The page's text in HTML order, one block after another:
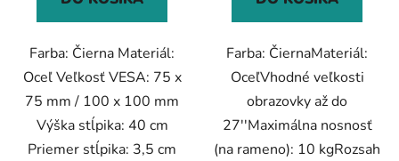
Farba: Čierna Materiál:
Oceľ Veľkosť VESA: 75 x
75 mm / 100 x 100 mm
Výška stĺpika: 40 cm
Priemer stĺpika: 3,5 cm
Farba: ČiernaMateriál:
OceľVhodné veľkosti
obrazovky až do
27''Maximálna nosnosť
(na rameno): 10 kgRozsah